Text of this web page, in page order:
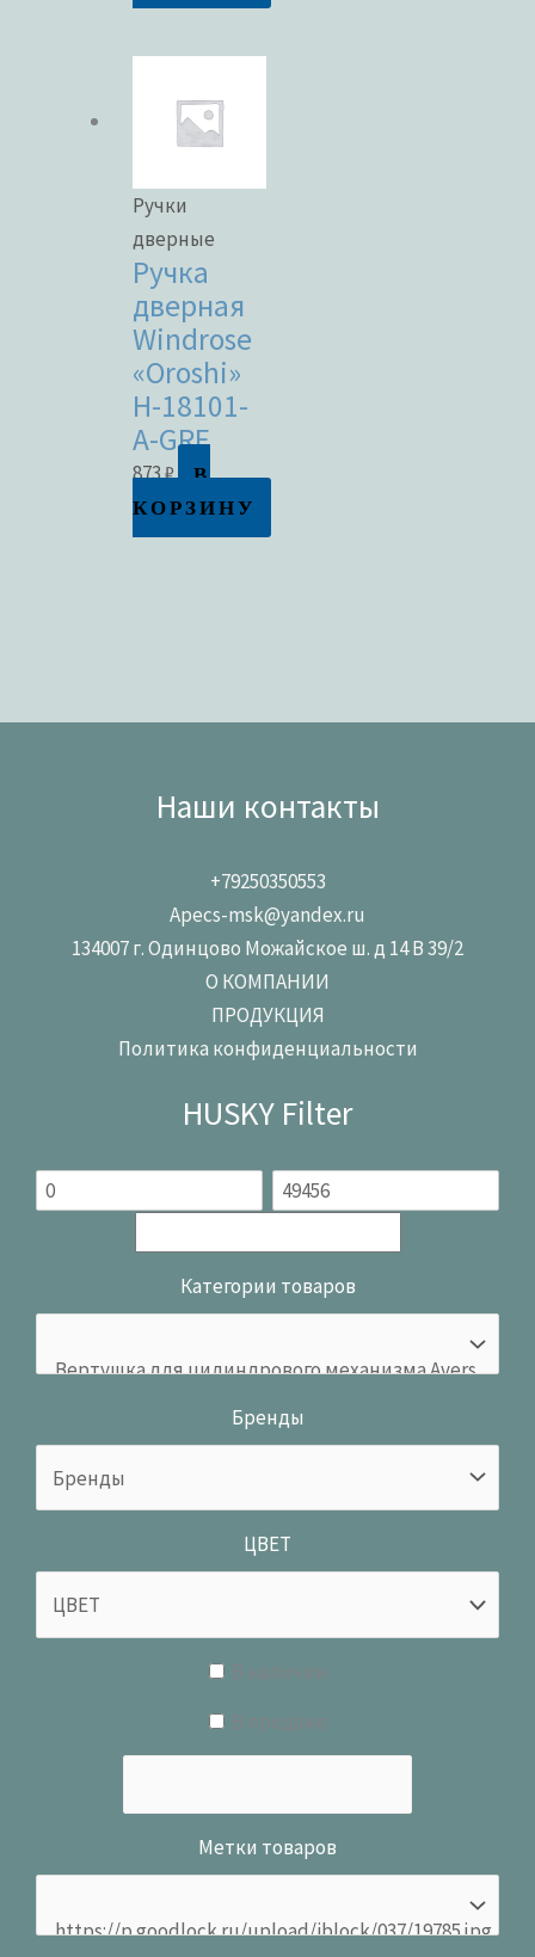
Ручки
дверные
Ручка
дверная
Windrose
«Oroshi»
H-18101-
A-GRF
873₽
В
КОРЗИНУ
Наши контакты
+79250350553
Apecs-msk@yandex.ru
134007 г. Одинцово Можайское ш. д 14 В 39/2
О КОМПАНИИ
ПРОДУКЦИЯ
Политика конфиденциальности
HUSKY Filter
Категории товаров
Бренды
ЦВЕТ
Метки товаров